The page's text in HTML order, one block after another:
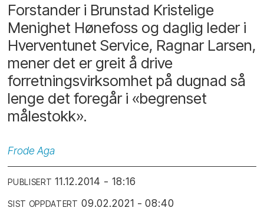
Forstander i Brunstad Kristelige
Menighet Hønefoss og daglig leder i
Hverventunet Service, Ragnar Larsen,
mener det er greit å drive
forretningsvirksomhet på dugnad så
lenge det foregår i «begrenset
målestokk».
Frode Aga
PUBLISERT 11.12.2014 - 18:16
SIST OPPDATERT 09.02.2021 - 08:40